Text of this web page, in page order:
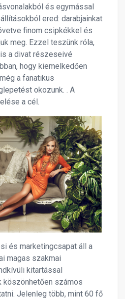
és egymással
ered: darabjainkat
finom csipkékkel és
meg. Ezzel teszünk róla,
a divat részeseivé
hogy kiemelkedően
a fanatikus
okozunk. . A
a cél.
és marketingcsapat áll a
magas szakmai
kitartással
köszönhetően számos
Jelenleg több, mint 60 fő